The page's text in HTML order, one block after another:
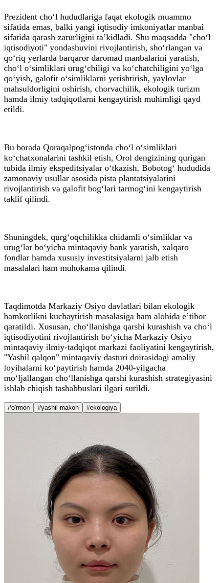
Prezident cho‘l hududlariga faqat ekologik muammo
sifatida emas, balki yangi iqtisodiy imkoniyatlar manbai
sifatida qarash zarurligini ta’kidladi. Shu maqsadda "cho‘l
iqtisodiyoti" yondashuvini rivojlantirish, sho‘rlangan va
qo‘riq yerlarda barqaror daromad manbalarini yaratish,
cho‘l o‘simliklari urug‘chiligi va ko‘chatchiligini yo‘lga
qo‘yish, galofit o‘simliklarni yetishtirish, yaylovlar
mahsuldorligini oshirish, chorvachilik, ekologik turizm
hamda ilmiy tadqiqotlarni kengaytirish muhimligi qayd
etildi.
Bu borada Qoraqalpog‘istonda cho‘l o‘simliklari
ko‘chatxonalarini tashkil etish, Orol dengizining qurigan
tubida ilmiy ekspeditsiyalar o‘tkazish, Bobotog‘ hududida
zamonaviy usullar asosida pista plantatsiyalarini
rivojlantirish va galofit bog‘lari tarmog‘ini kengaytirish
taklif qilindi.
Shuningdek, qurg‘oqchilikka chidamli o‘simliklar va
urug‘lar bo‘yicha mintaqaviy bank yaratish, xalqaro
fondlar hamda xususiy investitsiyalarni jalb etish
masalalari ham muhokama qilindi.
Taqdimotda Markaziy Osiyo davlatlari bilan ekologik
hamkorlikni kuchaytirish masalasiga ham alohida e’tibor
qaratildi. Xususan, cho‘llanishga qarshi kurashish va cho‘l
iqtisodiyotini rivojlantirish bo‘yicha Markaziy Osiyo
mintaqaviy ilmiy-tadqiqot markazi faoliyatini kengaytirish,
"Yashil qalqon" mintaqaviy dasturi doirasidagi amaliy
loyihalarni ko‘paytirish hamda 2040-yilgacha
mo‘ljallangan cho‘llanishga qarshi kurashish strategiyasini
ishlab chiqish tashabbuslari ilgari surildi.
#o'rmon #yashil makon #ekologiya